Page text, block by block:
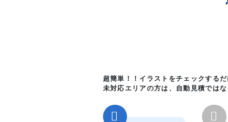
超簡単！！イラストをチェックする
未対応エリアの方は、自動見積では